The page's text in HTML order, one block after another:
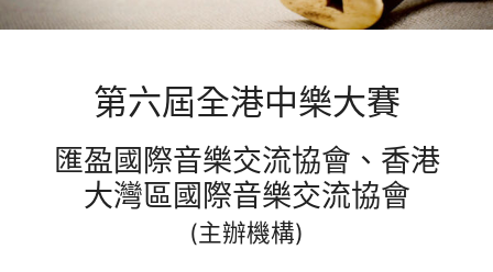
第六屆全港中樂大賽
匯盈國際音樂交流協會、香港
大灣區國際音樂交流協會
(主辦機構)